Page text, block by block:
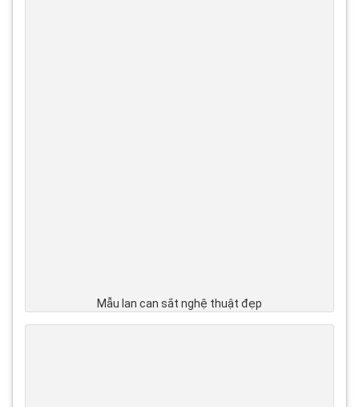
Mẫu lan can sắt nghệ thuật đẹp